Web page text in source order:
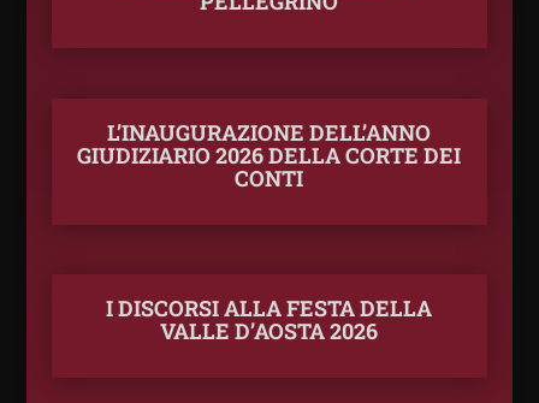
L’INAUGURAZIONE DELL’ANNO
GIUDIZIARIO 2026 DELLA CORTE DEI
CONTI
I DISCORSI ALLA FESTA DELLA
VALLE D’AOSTA 2026